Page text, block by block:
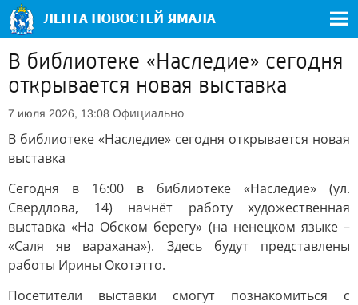
В библиотеке «Наследие» сегодня
открывается новая выставка
7 июля 2026, 13:08 Официально
В библиотеке «Наследие» сегодня открывается новая
выставка
Сегодня в 16:00 в библиотеке «Наследие» (ул.
Свердлова, 14) начнёт работу художественная
выставка «На Обском берегу» (на ненецком языке –
«Саля яв варахана»). Здесь будут представлены
работы Ирины Окотэтто.
Посетители выставки смогут познакомиться с